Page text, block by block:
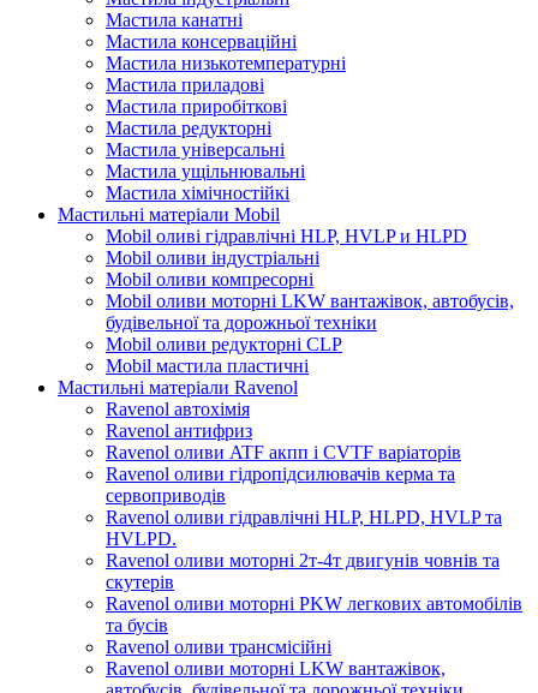
Мастила канатні
Мастила консерваційні
Мастила низькотемпературні
Мастила приладові
Мастила приробіткові
Мастила редукторні
Мастила універсальні
Мастила ущільнювальні
Мастила хімічностійкі
Мастильні матеріали Mobil
Mobil оливі гідравлічні HLP, HVLP и HLPD
Mobil оливи індустріальні
Mobil оливи компресорні
Mobil оливи моторні LKW вантажівок, автобусів,
будівельної та дорожньої техніки
Mobil оливи редукторні CLP
Mobil мастила пластичні
Мастильні матеріали Ravenol
Ravenol автохімія
Ravenol антифриз
Ravenol оливи ATF акпп і CVTF варіаторів
Ravenol оливи гідропідсилювачів керма та
сервоприводів
Ravenol оливи гідравлічні HLP, HLPD, HVLP та
HVLPD.
Ravenol оливи моторні 2т-4т двигунів човнів та
скутерів
Ravenol оливи моторні PKW легкових автомобілів
та бусів
Ravenol оливи трансмісійні
Ravenol оливи моторні LKW вантажівок,